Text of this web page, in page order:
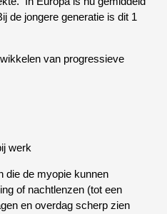
de jongere generatie is dit 1
van progressieve
werk
die de myopie kunnen
of nachtlenzen (tot een
en overdag scherp zien